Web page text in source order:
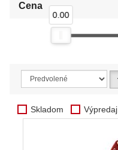
Cena
0.00
Skladom Výpredaj